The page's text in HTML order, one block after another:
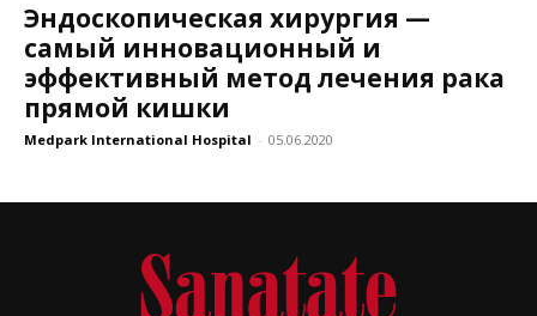
Эндоскопическая хирургия —
самый инновационный и
эффективный метод лечения рака
прямой кишки
Medpark International Hospital - 05.06.2020